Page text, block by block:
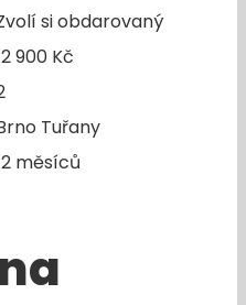
si obdarovaný
900 Kč
Tuřany
měsíců